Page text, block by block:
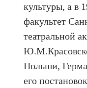
культуры, а в
факультет
театральной
Польши,
его